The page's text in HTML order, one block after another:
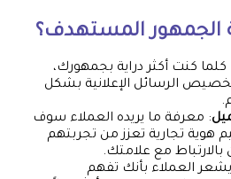
الجمهور المستهدف؟
كلما كنت أكثر دراية بجمهورك،
الرسائل الإعلانية بشكل
: معرفة ما يريده العملاء سوف
تجارية تعزز من تجربتهم
مع علامتك.
العملاء بأنك تفهم